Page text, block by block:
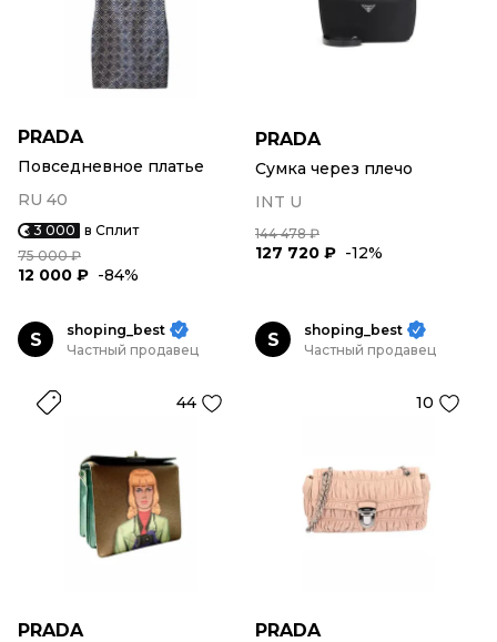
PRADA
Повседневное платье
RU 40
3 000 в Сплит
75 000 ₽
12 000 ₽ -84%
PRADA
Сумка через плечо
INT U
144 478 ₽
127 720 ₽ -12%
S
shoping_best
Частный продавец
44
PRADA
S
shoping_best
Частный продавец
10
PRADA